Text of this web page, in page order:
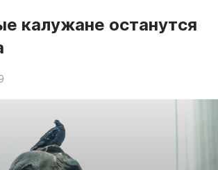
компаний
новости
калужане останутся